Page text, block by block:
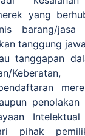
yang
barang/jasa
tanggung
tanggapan
pihak